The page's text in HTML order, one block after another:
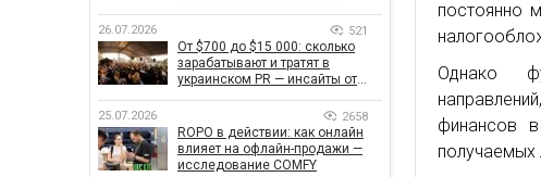
постоянно
Однако
финансов
получаемых
26.07.2026 521
От $700 до $15 000: сколько
зарабатывают и тратят в
украинском PR — инсайты от
25.07.2026 2658
ROPO в действии: как онлайн
влияет на офлайн-продажи —
исследование COMFY